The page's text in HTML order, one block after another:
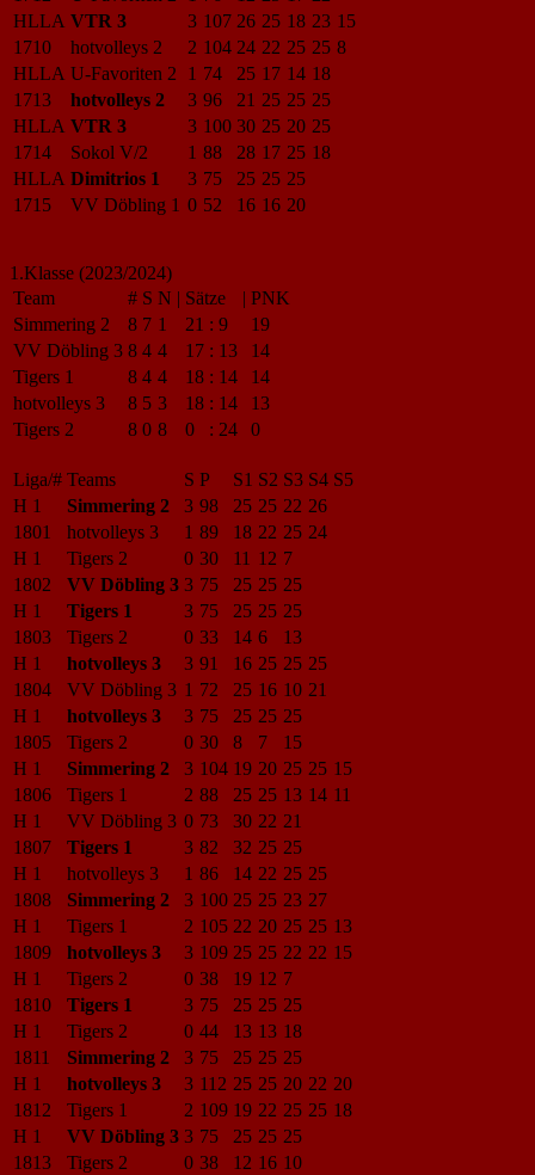
HLLA VTR 3 3 107 26 25 18 23 15
1710
hotvolleys 2 2 104 24 22 25 25 8
HLLA U-Favoriten 2 1 74 25 17 14 18
1713
hotvolleys 2 3 96 21 25 25 25
HLLA VTR 3 3 100 30 25 20 25
1714
Sokol V/2 1 88 28 17 25 18
HLLA Dimitrios 1 3 75 25 25 25
1715
VV Döbling 1 0 52 16 16 20
1.Klasse (2023/2024)
Team
# S N | Sätze | PNK
Simmering 2
8 7 1 21 : 9
19
VV Döbling 3 8 4 4 17 : 13
14
Tigers 1
8 4 4 18 : 14
14
hotvolleys 3
8 5 3 18 : 14
13
Tigers 2
8 0 8 0 : 24 0
Liga/# Teams S P S1 S2 S3 S4 S5
H 1
Simmering 2 3 98 25 25 22 26
1801
hotvolleys 3 1 89 18 22 25 24
H 1
Tigers 2 0 30 11 12 7
1802
VV Döbling 3 3 75 25 25 25
H 1
Tigers 1 3 75 25 25 25
1803
Tigers 2 0 33 14 6
13
H 1
hotvolleys 3 3 91 16 25 25 25
1804
VV Döbling 3 1 72 25 16 10 21
H 1
hotvolleys 3 3 75 25 25 25
1805
Tigers 2 0 30 8 7
15
H 1
Simmering 2 3 104 19 20 25 25 15
1806
Tigers 1 2 88 25 25 13 14 11
H 1
VV Döbling 3 0 73 30 22 21
1807
Tigers 1 3 82 32 25 25
H 1
hotvolleys 3 1 86 14 22 25 25
1808
Simmering 2 3 100 25 25 23 27
H 1
Tigers 1 2 105 22 20 25 25 13
1809
hotvolleys 3 3 109 25 25 22 22 15
H 1
Tigers 2 0 38 19 12 7
1810
Tigers 1 3 75 25 25 25
H 1
Tigers 2 0 44 13 13 18
1811
Simmering 2 3 75 25 25 25
H 1
hotvolleys 3 3 112 25 25 20 22 20
1812
Tigers 1 2 109 19 22 25 25 18
H 1
VV Döbling 3 3 75 25 25 25
1813
Tigers 2 0 38 12 16 10